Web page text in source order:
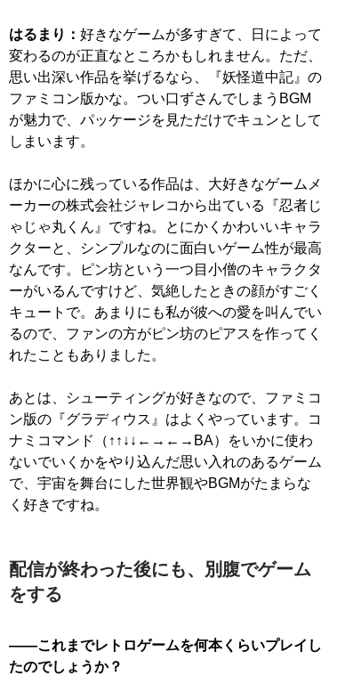
はるまり： 好きなゲームが多すぎて、日によって
変わるのが正直なところかもしれません。ただ、
思い出深い作品を挙げるなら、『妖怪道中記』の
ファミコン版かな。つい口ずさんでしまうBGM
が魅力で、パッケージを見ただけでキュンとして
しまいます。
ほかに心に残っている作品は、大好きなゲームメ
ーカーの株式会社ジャレコから出ている『忍者じ
ゃじゃ丸くん』ですね。とにかくかわいいキャラ
クターと、シンプルなのに面白いゲーム性が最高
なんです。ピン坊という一つ目小僧のキャラクタ
ーがいるんですけど、気絶したときの顔がすごく
キュートで。あまりにも私が彼への愛を叫んでい
るので、ファンの方がピン坊のピアスを作ってく
れたこともありました。
あとは、シューティングが好きなので、ファミコ
ン版の『グラディウス』はよくやっています。コ
ナミコマンド（↑↑↓↓←→←→BA）をいかに使わ
ないでいくかをやり込んだ思い入れのあるゲーム
で、宇宙を舞台にした世界観やBGMがたまらな
く好きですね。
配信が終わった後にも、別腹でゲーム
をする
――これまでレトロゲームを何本くらいプレイし
たのでしょうか？